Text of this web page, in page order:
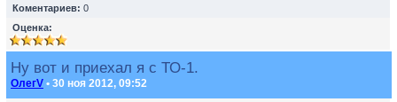
Коментариев: 0
Оценка:
Ну вот и приехал я с ТО-1.
ОлегV • 30 ноя 2012, 09:52